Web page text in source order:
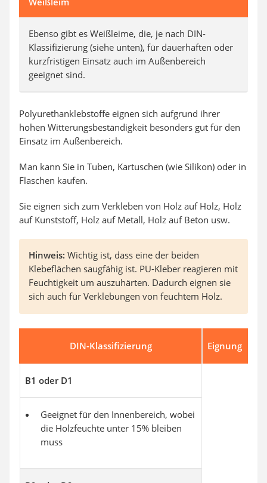
Ebenso gibt es Weißleime, die, je nach DIN-
Klassifizierung (siehe unten), für dauerhaften oder
kurzfristigen Einsatz auch im Außenbereich
geeignet sind.
Polyurethanklebstoffe eignen sich aufgrund ihrer
hohen Witterungsbeständigkeit besonders gut für den
Einsatz im Außenbereich.
Man kann Sie in Tuben, Kartuschen (wie Silikon) oder in
Flaschen kaufen.
Sie eignen sich zum Verkleben von Holz auf Holz, Holz
auf Kunststoff, Holz auf Metall, Holz auf Beton usw.
Hinweis: Wichtig ist, dass eine der beiden
Klebeflächen saugfähig ist. PU-Kleber reagieren mit
Feuchtigkeit um auszuhärten. Dadurch eignen sie
sich auch für Verklebungen von feuchtem Holz.
DIN-Klassifizierung Eignung
B1 oder D1
Geeignet für den Innenbereich, wobei
die Holzfeuchte unter 15% bleiben
muss